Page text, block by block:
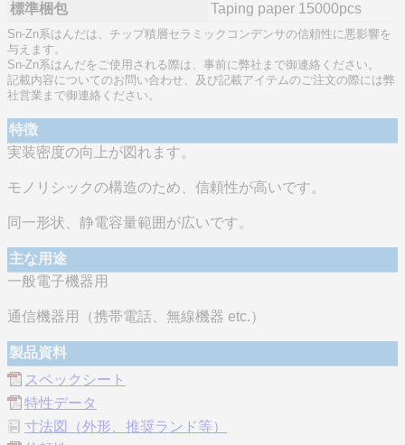
標準梱包
Taping paper 15000pcs
Sn-Zn系はんだは、チップ積層セラミックコンデンサの信頼性に悪影響を
与えます。
Sn-Zn系はんだをご使用される際は、事前に弊社まで御連絡ください。
記載内容についてのお問い合わせ、及び記載アイテムのご注文の際には弊
社営業まで御連絡ください。
特徴
実装密度の向上が図れます。
モノリシックの構造のため、信頼性が高いです。
同一形状、静電容量範囲が広いです。
主な用途
一般電子機器用
通信機器用（携帯電話、無線機器 etc.）
製品資料
スペックシート
特性データ
寸法図（外形、推奨ランド等）